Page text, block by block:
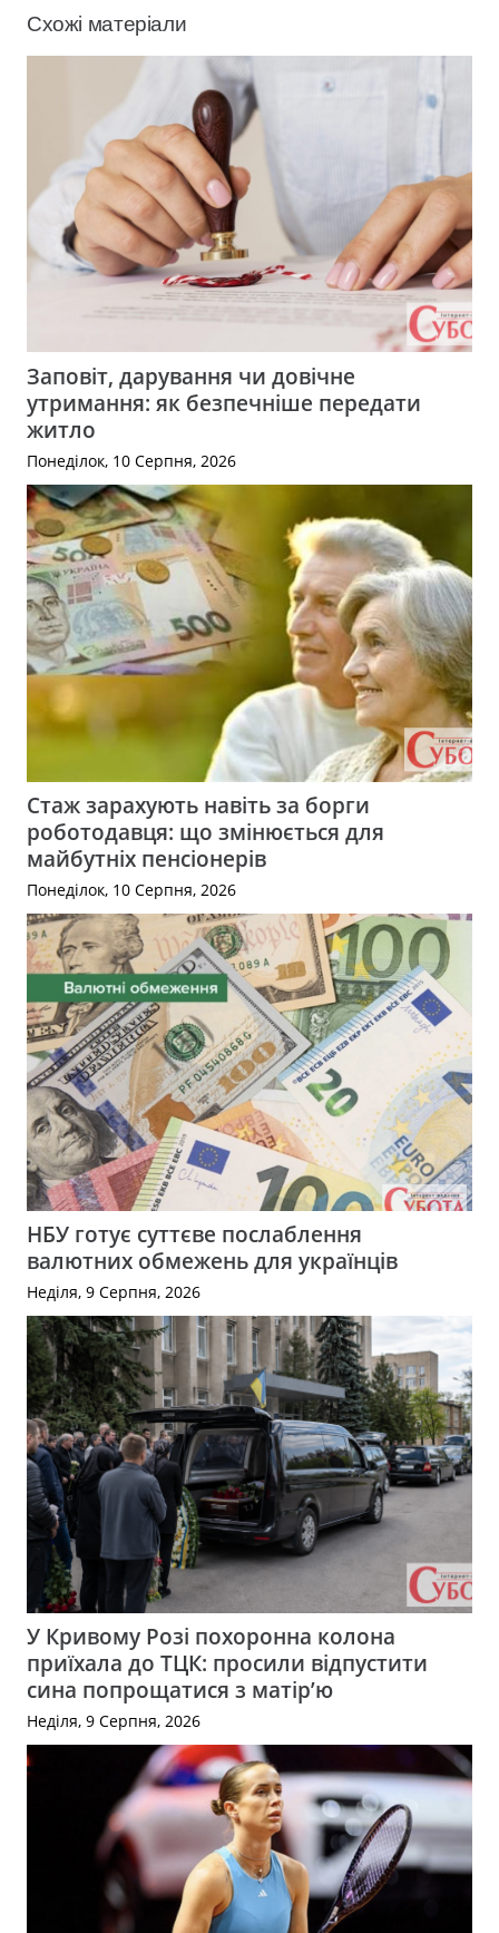
Схожі матеріали
Заповіт, дарування чи довічне
утримання: як безпечніше передати
житло
Понеділок, 10 Серпня, 2026
Стаж зарахують навіть за борги
роботодавця: що змінюється для
майбутніх пенсіонерів
Понеділок, 10 Серпня, 2026
НБУ готує суттєве послаблення
валютних обмежень для українців
Неділя, 9 Серпня, 2026
У Кривому Розі похоронна колона
приїхала до ТЦК: просили відпустити
сина попрощатися з матір’ю
Неділя, 9 Серпня, 2026